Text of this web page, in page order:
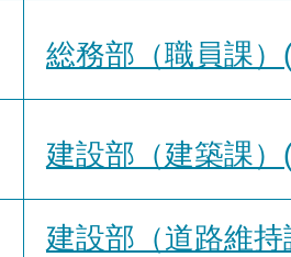
総務部（職員課
建設部（建築課
建設部（道路維